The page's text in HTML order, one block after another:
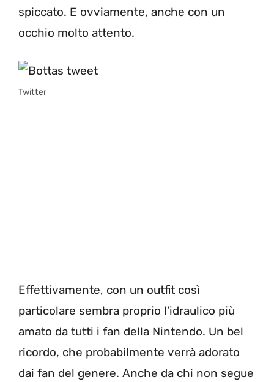
spiccato. E ovviamente, anche con un
occhio molto attento.
Twitter
Effettivamente, con un outfit così
particolare sembra proprio l’idraulico più
amato da tutti i fan della Nintendo. Un bel
ricordo, che probabilmente verrà adorato
dai fan del genere. Anche da chi non segue